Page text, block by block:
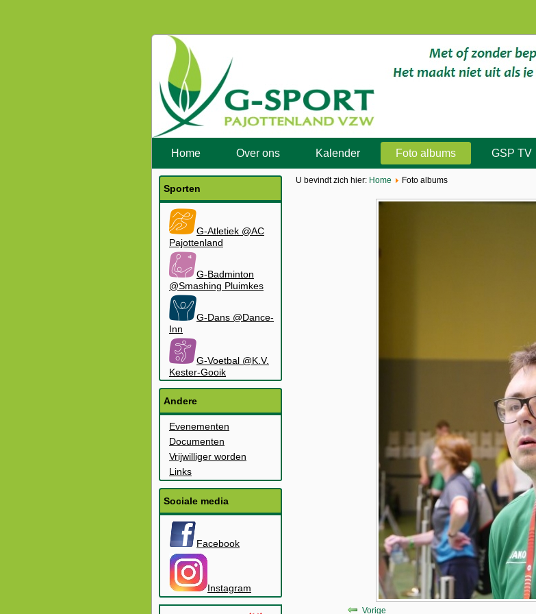
Home Over ons Kalender Foto albums GSP TV
Sporten
G-Atletiek @AC
Pajottenland
G-Badminton
@Smashing Pluimkes
G-Dans @Dance-
Inn
G-Voetbal @K.V.
Kester-Gooik
Andere
Evenementen
Documenten
Vrijwilliger worden
Links
Sociale media
Facebook
Instagram
U bevindt zich hier: Home Foto albums
Vorige